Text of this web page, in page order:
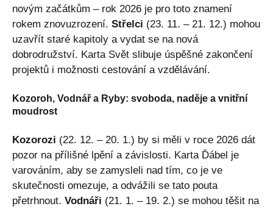
novým začátkům – rok 2026 je pro toto znamení
rokem znovuzrození. Střelci (23. 11. – 21. 12.) mohou
uzavřít staré kapitoly a vydat se na nová
dobrodružství. Karta Svět slibuje úspěšné zakončení
projektů i možnosti cestování a vzdělávání.
Kozoroh, Vodnář a Ryby: svoboda, naděje a vnitřní
moudrost
Kozorozi (22. 12. – 20. 1.) by si měli v roce 2026 dát
pozor na přílišné lpění a závislosti. Karta Ďábel je
varováním, aby se zamysleli nad tím, co je ve
skutečnosti omezuje, a odvážili se tato pouta
přetrhnout. Vodnáři (21. 1. – 19. 2.) se mohou těšit na